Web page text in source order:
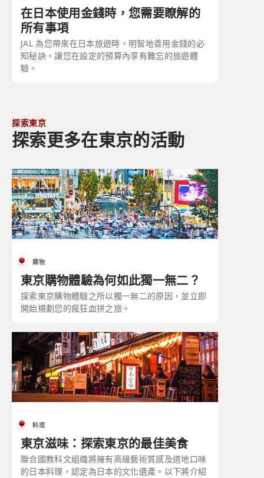
在日本使用金錢時，您需要瞭解的
所有事項
JAL 為您帶來在日本旅遊時，明智地善用金錢的必
知秘訣，讓您在設定的預算內享有難忘的旅遊體
驗。
探索東京
探索更多在東京的活動
購物
東京購物體驗為何如此獨一無二？
探索東京購物體驗之所以獨一無二的原因，並立即
開始規劃您的瘋狂血拼之旅。
料理
東京滋味：探索東京的最佳美食
聯合國教科文組織將擁有高級藝術質感及道地口味
的日本料理，認定為日本的文化遺產。以下將介紹